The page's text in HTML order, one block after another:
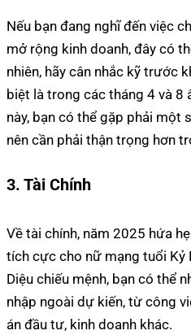
Nếu bạn đang nghĩ đến việc
mở rộng kinh doanh, đây có
nhiên, hãy cân nhắc kỹ trước
biệt là trong các tháng 4 và 8
này, bạn có thể gặp phải một
nên cần phải thận trọng hơn
3. Tài Chính
Về tài chính, năm 2025 hứa
tích cực cho nữ mạng tuổi Kỷ
Diệu chiếu mệnh, bạn có thể
nhập ngoài dự kiến, từ công
án đầu tư, kinh doanh khác.